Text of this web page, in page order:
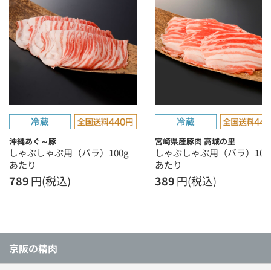
沖縄あぐ～豚
しゃぶしゃぶ用（バラ）100g
あたり
789円(税込)
宮崎県産豚肉 高城の里
しゃぶしゃぶ用（バラ）
あたり
389円(税込)
京阪の精肉